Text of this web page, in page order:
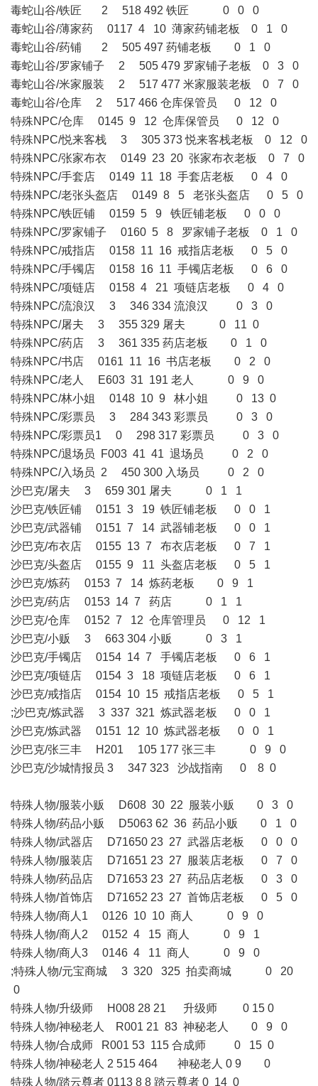
毒蛇山谷/铁匠 2 518 492 铁匠 0 0 0
毒蛇山谷/薄家药 0117 4 10 薄家药铺老板 0 1 0
毒蛇山谷/药铺 2 505 497 药铺老板 0 1 0
毒蛇山谷/罗家铺子 2 505 479 罗家铺子老板 0 3 0
毒蛇山谷/米家服装 2 517 477 米家服装老板 0 7 0
毒蛇山谷/仓库 2 517 466 仓库保管员 0 12 0
特殊NPC/仓库 0145 9 12 仓库保管员 0 12 0
特殊NPC/悦来客栈 3 305 373 悦来客栈老板 0 12 0
特殊NPC/张家布衣 0149 23 20 张家布衣老板 0 7 0
特殊NPC/手套店 0149 11 18 手套店老板 0 4 0
特殊NPC/老张头盔店 0149 8 5 老张头盔店 0 5 0
特殊NPC/铁匠铺 0159 5 9 铁匠铺老板 0 0 0
特殊NPC/罗家铺子 0160 5 8 罗家铺子老板 0 1 0
特殊NPC/戒指店 0158 11 16 戒指店老板 0 5 0
特殊NPC/手镯店 0158 16 11 手镯店老板 0 6 0
特殊NPC/项链店 0158 4 21 项链店老板 0 4 0
特殊NPC/流浪汉 3 346 334 流浪汉 0 3 0
特殊NPC/屠夫 3 355 329 屠夫 0 11 0
特殊NPC/药店 3 361 335 药店老板 0 1 0
特殊NPC/书店 0161 11 16 书店老板 0 2 0
特殊NPC/老人 E603 31 191 老人 0 9 0
特殊NPC/林小姐 0148 10 9 林小姐 0 13 0
特殊NPC/彩票员 3 284 343 彩票员 0 3 0
特殊NPC/彩票员1 0 298 317 彩票员 0 3 0
特殊NPC/退场员 F003 41 41 退场员 0 2 0
特殊NPC/入场员 2 450 300 入场员 0 2 0
沙巴克/屠夫 3 659 301 屠夫 0 1 1
沙巴克/铁匠铺 0151 3 19 铁匠铺老板 0 0 1
沙巴克/武器铺 0151 7 14 武器铺老板 0 0 1
沙巴克/布衣店 0155 13 7 布衣店老板 0 7 1
沙巴克/头盔店 0155 9 11 头盔店老板 0 5 1
沙巴克/炼药 0153 7 14 炼药老板 0 9 1
沙巴克/药店 0153 14 7 药店 0 1 1
沙巴克/仓库 0152 7 12 仓库管理员 0 12 1
沙巴克/小贩 3 663 304 小贩 0 3 1
沙巴克/手镯店 0154 14 7 手镯店老板 0 6 1
沙巴克/项链店 0154 3 18 项链店老板 0 6 1
沙巴克/戒指店 0154 10 15 戒指店老板 0 5 1
;沙巴克/炼武器 3 337 321 炼武器老板 0 0 1
沙巴克/炼武器 0151 12 10 炼武器老板 0 0 1
沙巴克/张三丰 H201 105 177 张三丰 0 9 0
沙巴克/沙城情报员 3 347 323 沙战指南 0 8 0
特殊人物/服装小贩 D608 30 22 服装小贩 0 3 0
特殊人物/药品小贩 D5063 62 36 药品小贩 0 1 0
特殊人物/武器店 D71650 23 27 武器店老板 0 0 0
特殊人物/服装店 D71651 23 27 服装店老板 0 7 0
特殊人物/药品店 D71653 23 27 药品店老板 0 3 0
特殊人物/首饰店 D71652 23 27 首饰店老板 0 5 0
特殊人物/商人1 0126 10 10 商人 0 9 0
特殊人物/商人2 0152 4 15 商人 0 9 1
特殊人物/商人3 0146 4 11 商人 0 9 0
;特殊人物/元宝商城 3 320 325 拍卖商城 0 20
0
特殊人物/升级师 H008 28 21 升级师 0 15 0
特殊人物/神秘老人 R001 21 83 神秘老人 0 9 0
特殊人物/合成师 R001 53 115 合成师 0 15 0
特殊人物/神秘老人 2 515 464 神秘老人 0 9 0
特殊人物/踏云尊者 0113 8 8 踏云尊者 0 14 0